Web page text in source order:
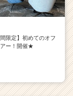
間限定】初めてのオフ
アー！開催★